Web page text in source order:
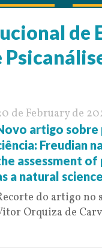
de
de February de
artigo sobre
Freudian
assessment of
a natural science
do artigo no
Orquiza de